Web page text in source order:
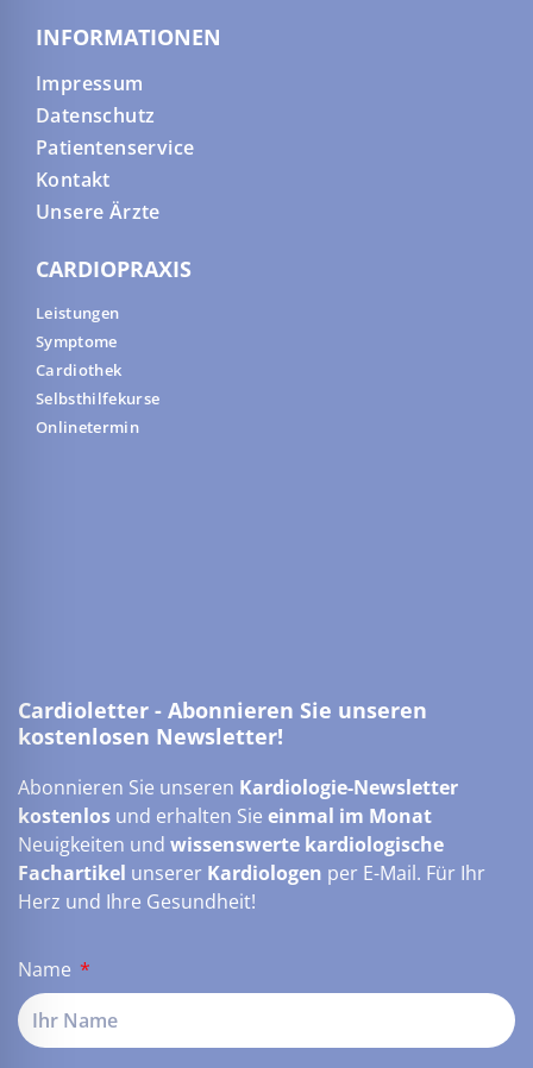
INFORMATIONEN
Impressum
Datenschutz
Patientenservice
Kontakt
Unsere Ärzte
CARDIOPRAXIS
Leistungen
Symptome
Cardiothek
Selbsthilfekurse
Onlinetermin
Cardioletter - Abonnieren Sie unseren
kostenlosen Newsletter!
Abonnieren Sie unseren Kardiologie-Newsletter
kostenlos und erhalten Sie einmal im Monat
Neuigkeiten und wissenswerte kardiologische
Fachartikel unserer Kardiologen per E-Mail. Für Ihr
Herz und Ihre Gesundheit!
Name